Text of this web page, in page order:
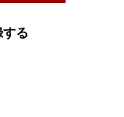
する